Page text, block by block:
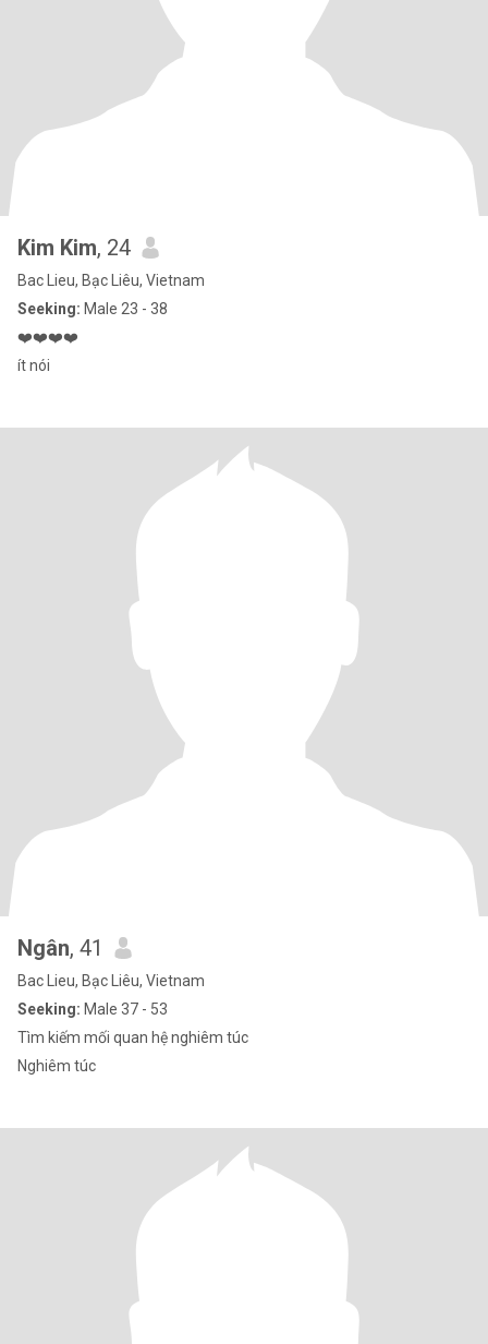
Kim Kim, 24
Bac Lieu, Bạc Liêu, Vietnam
Seeking: Male 23 - 38
❤️❤️❤️❤️
ít nói
Ngân, 41
Bac Lieu, Bạc Liêu, Vietnam
Seeking: Male 37 - 53
Tìm kiếm mối quan hệ nghiêm túc
Nghiêm túc